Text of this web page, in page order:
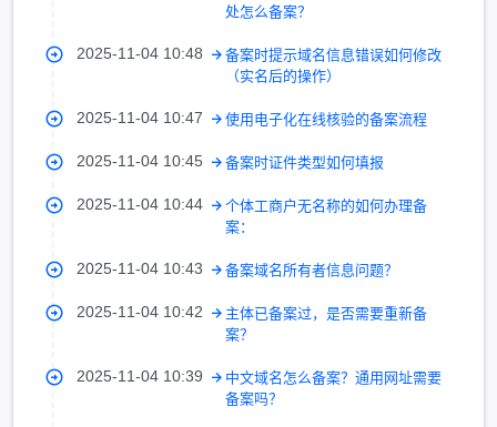
处怎么备案？
2025-11-04 10:48
备案时提示域名信息错误如何修改
（实名后的操作）
2025-11-04 10:47 使用电子化在线核验的备案流程
2025-11-04 10:45 备案时证件类型如何填报
2025-11-04 10:44
个体工商户无名称的如何办理备
案：
2025-11-04 10:43 备案域名所有者信息问题？
2025-11-04 10:42
主体已备案过，是否需要重新备
案？
2025-11-04 10:39
中文域名怎么备案？通用网址需要
备案吗？